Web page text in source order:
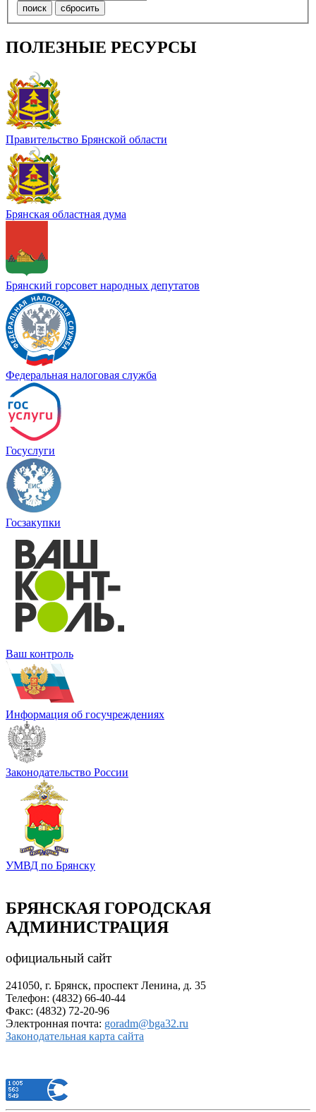
ПОЛЕЗНЫЕ РЕСУРСЫ
Правительство Брянской области
Брянская областная дума
Брянский горсовет народных депутатов
Федеральная налоговая служба
Госуслуги
Госзакупки
Ваш контроль
Информация об госучреждениях
Законодательство России
УМВД по Брянску
БРЯНСКАЯ ГОРОДСКАЯ
АДМИНИСТРАЦИЯ
официальный сайт
241050, г. Брянск, проспект Ленина, д. 35
Телефон: (4832) 66-40-44
Факс: (4832) 72-20-96
Электронная почта: goradm@bga32.ru
Законодательная карта сайта